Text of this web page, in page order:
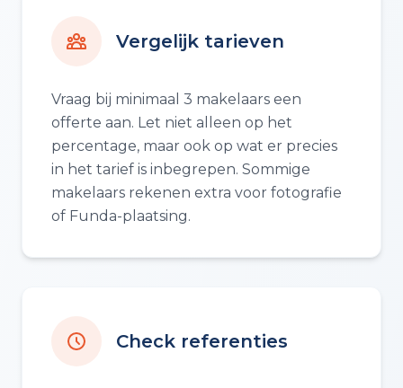
Vergelijk tarieven
Vraag bij minimaal 3 makelaars een
offerte aan. Let niet alleen op het
percentage, maar ook op wat er precies
in het tarief is inbegrepen. Sommige
makelaars rekenen extra voor fotografie
of Funda-plaatsing.
Check referenties